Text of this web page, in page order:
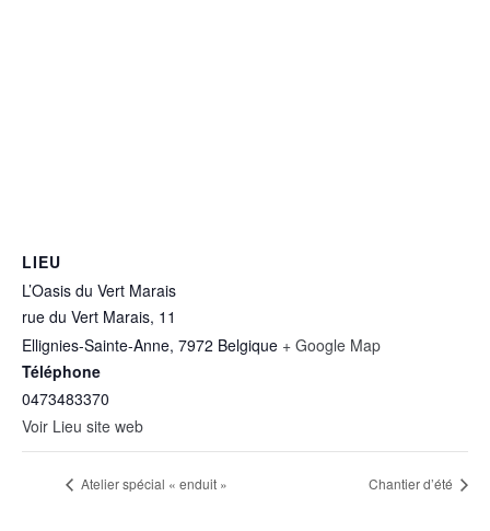
LIEU
L’Oasis du Vert Marais
rue du Vert Marais, 11
Ellignies-Sainte-Anne, 7972 Belgique + Google Map
Téléphone
0473483370
Voir Lieu site web
Atelier spécial « enduit » Chantier d’été